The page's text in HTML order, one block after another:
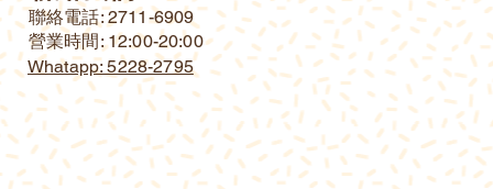
​聯絡電話: 2711-6909
營業時間: 12:00-20:00
Whatapp: 5228-2795